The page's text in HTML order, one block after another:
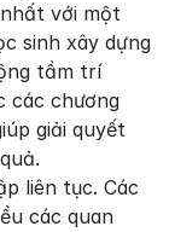
với một
sinh xây dựng
tầm trí
các chương
giải quyết
liên tục. Các
các quan